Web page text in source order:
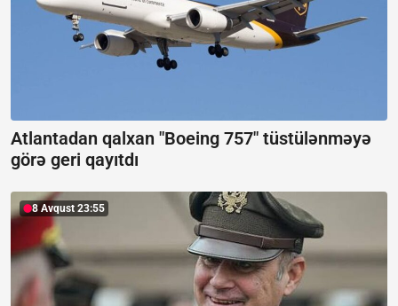
Atlantadan qalxan "Boeing 757" tüstülənməyə
görə geri qayıtdı
8 Avqust 23:55